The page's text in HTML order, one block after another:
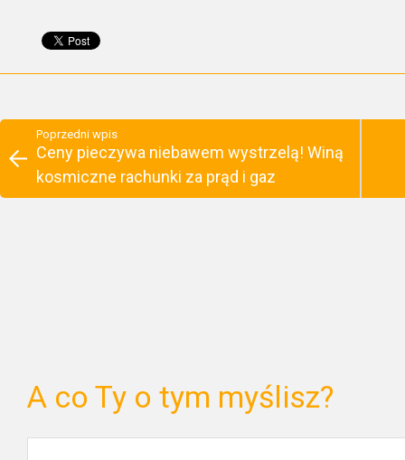
Poprzedni wpis
Ceny pieczywa niebawem wystrzelą! Winą
kosmiczne rachunki za prąd i gaz
A co Ty o tym myślisz?